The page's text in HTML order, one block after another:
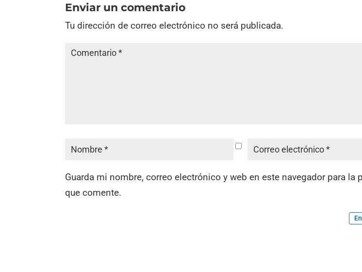
Enviar un comentario
Tu dirección de correo electrónico no será publicada.
Guarda mi nombre, correo electrónico y web en este navegador para la
que comente.